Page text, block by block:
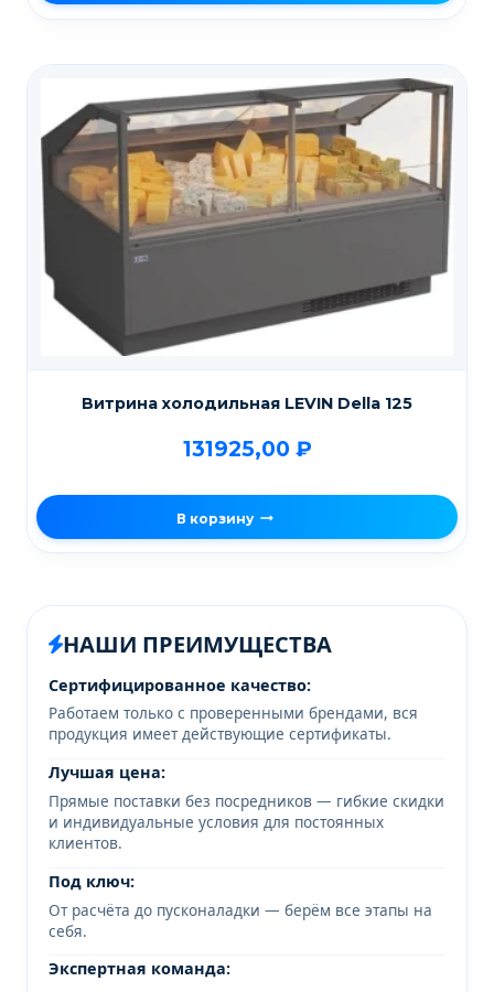
Витрина холодильная LEVIN Della 125
131925,00 ₽
В корзину
НАШИ ПРЕИМУЩЕСТВА
Сертифицированное качество:
Работаем только с проверенными брендами, вся
продукция имеет действующие сертификаты.
Лучшая цена:
Прямые поставки без посредников — гибкие скидки
и индивидуальные условия для постоянных
клиентов.
Под ключ:
От расчёта до пусконаладки — берём все этапы на
себя.
Экспертная команда: